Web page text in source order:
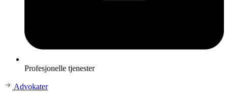
Profesjonelle tjenester
Advokater